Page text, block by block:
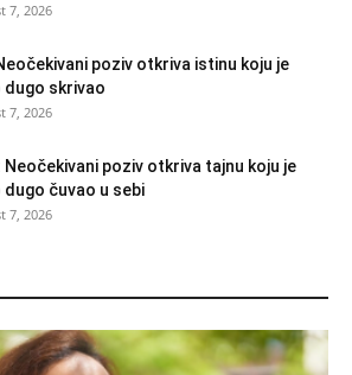
7, 2026
poziv otkriva istinu koju je
dugo skrivao
7, 2026
Neočekivani poziv otkriva tajnu koju je
dugo čuvao u sebi
7, 2026